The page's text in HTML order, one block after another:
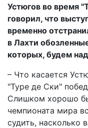
Устюгов во время
говорил, что
временно
в Лахти
которых, будем
– Что касается
"Туре де Ски"
Слишком хорошо
чемпионата мира
судить, насколько